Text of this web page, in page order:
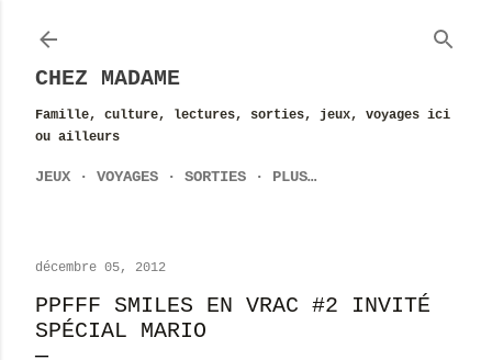
CHEZ MADAME
Famille, culture, lectures, sorties, jeux, voyages ici
ou ailleurs
JEUX VOYAGES SORTIES PLUS…
décembre 05, 2012
PPFFF SMILES EN VRAC #2 INVITÉ
SPÉCIAL MARIO